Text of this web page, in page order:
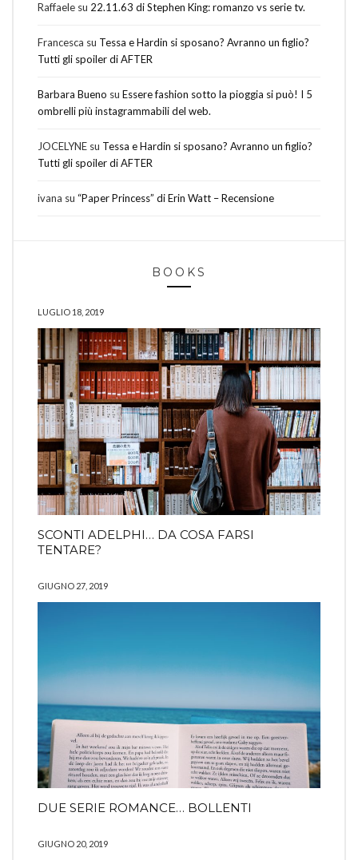
Raffaele su 22.11.63 di Stephen King: romanzo vs serie tv.
Francesca su Tessa e Hardin si sposano? Avranno un figlio?
Tutti gli spoiler di AFTER
Barbara Bueno su Essere fashion sotto la pioggia si può! I 5
ombrelli più instagrammabili del web.
JOCELYNE su Tessa e Hardin si sposano? Avranno un figlio?
Tutti gli spoiler di AFTER
ivana su “Paper Princess” di Erin Watt – Recensione
BOOKS
LUGLIO 18, 2019
SCONTI ADELPHI… DA COSA FARSI
TENTARE?
GIUGNO 27, 2019
DUE SERIE ROMANCE… BOLLENTI
GIUGNO 20, 2019